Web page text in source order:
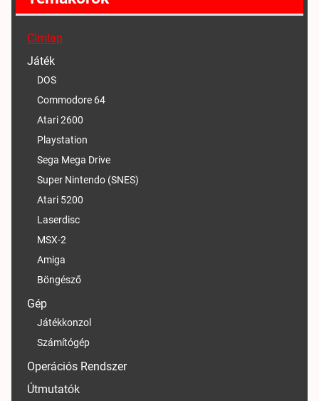
Címlap
Játék
DOS
Commodore 64
Atari 2600
Playstation
Sega Mega Drive
Super Nintendo (SNES)
Atari 5200
Laserdisc
MSX-2
Amiga
Böngésző
Gép
Játékkonzol
Számítógép
Operációs Rendszer
Útmutatók